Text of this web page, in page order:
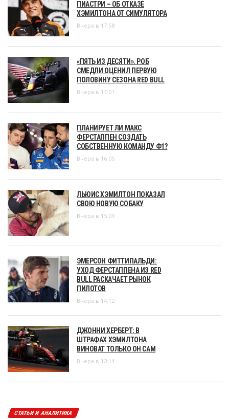
ПИАСТРИ – ОБ ОТКАЗЕ
ХЭМИЛТОНА ОТ СИМУЛЯТОРА
Вчера в 17:58
«ПЯТЬ ИЗ ДЕСЯТИ». РОБ
СМЕДЛИ ОЦЕНИЛ ПЕРВУЮ
ПОЛОВИНУ СЕЗОНА RED BULL
Вчера в 17:01
ПЛАНИРУЕТ ЛИ МАКС
ФЕРСТАППЕН СОЗДАТЬ
СОБСТВЕННУЮ КОМАНДУ Ф1?
Вчера в 16:05
ЛЬЮИС ХЭМИЛТОН ПОКАЗАЛ
СВОЮ НОВУЮ СОБАКУ
Вчера в 15:09
ЭМЕРСОН ФИТТИПАЛЬДИ:
УХОД ФЕРСТАППЕНА ИЗ RED
BULL РАСКАЧАЕТ РЫНОК
ПИЛОТОВ
Вчера в 14:12
ДЖОННИ ХЕРБЕРТ: В
ШТРАФАХ ХЭМИЛТОНА
ВИНОВАТ ТОЛЬКО ОН САМ
Вчера в 13:14
СТАТЬИ И АНАЛИТИКА